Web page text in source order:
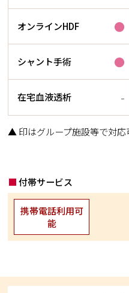
オンラインHDF ●
シャント手術 ●
在宅血液透析 -
▲ 印はグループ施設等で対応
付帯サービス
携帯電話利用可
能